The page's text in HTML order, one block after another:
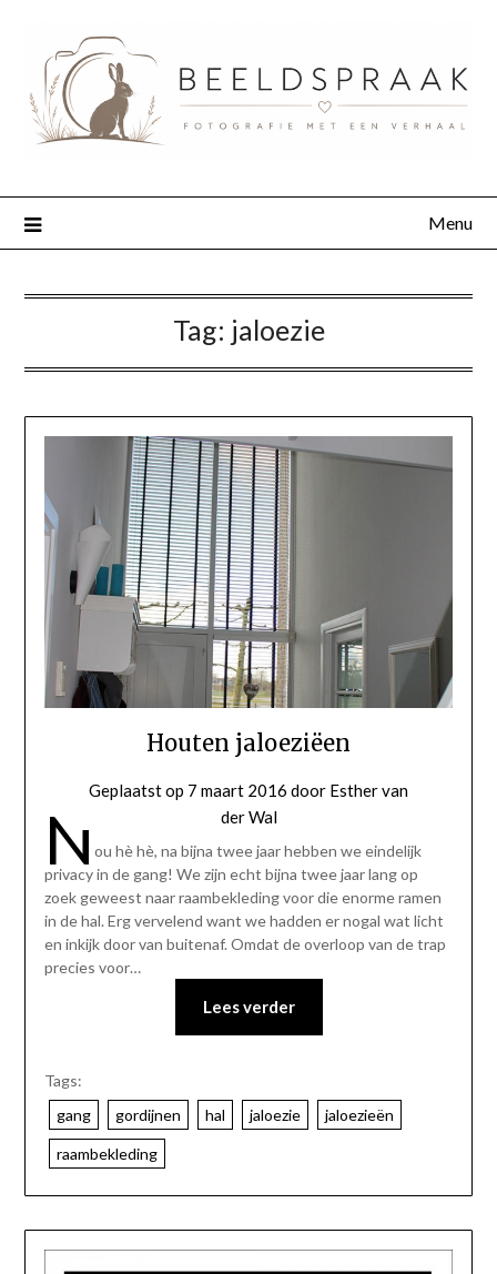
Menu
Tag: jaloezie
Houten jaloeziëen
Geplaatst op 7 maart 2016 door Esther van
der Wal
N ou hè hè, na bijna twee jaar hebben we eindelijk
privacy in de gang! We zijn echt bijna twee jaar lang op
zoek geweest naar raambekleding voor die enorme ramen
in de hal. Erg vervelend want we hadden er nogal wat licht
en inkijk door van buitenaf. Omdat de overloop van de trap
precies voor…
Lees verder
Tags:
gang
gordijnen hal jaloezie jaloezieën
raambekleding